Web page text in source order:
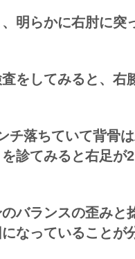
明らかに右肘に突
をしてみると、右
チ落ちていて背骨
診てみると右足が
バランスの歪みと
なっていることが